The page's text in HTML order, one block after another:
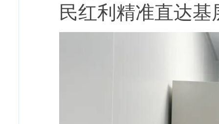
民红利精准直达